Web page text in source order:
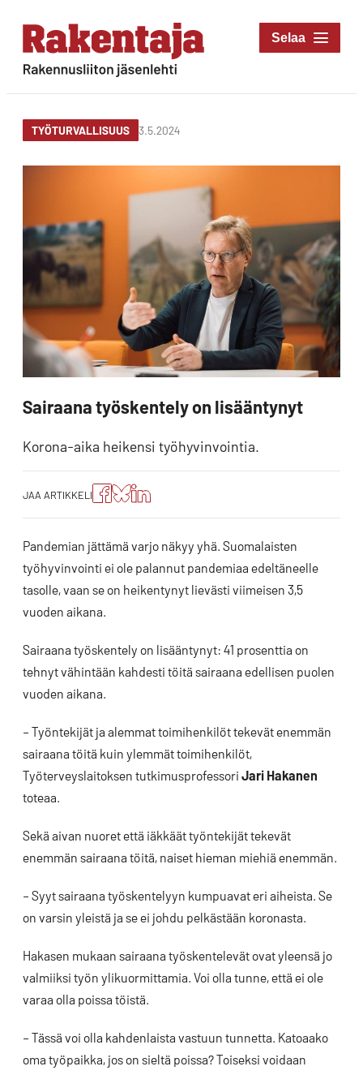
Siirry
suoraan
sisältöön
Rakentaja-lehti
TYÖTURVALLISUUS 3.5.2024
Sairaana työskentely on lisääntynyt
Korona-aika heikensi työhyvinvointia.
JAA ARTIKKELI
Jaa
artikkeli
Facebookissa
Jaa
artikkeli
Blueskyssa
Jako:
Jaa
artikkeli
Pandemian jättämä varjo näkyy yhä. Suomalaisten
työhyvinvointi ei ole palannut pandemiaa edeltäneelle
tasolle, vaan se on heikentynyt lievästi viimeisen 3,5
vuoden aikana.
Sairaana työskentely on lisääntynyt: 41 prosenttia on
tehnyt vähintään kahdesti töitä sairaana edellisen puolen
vuoden aikana.
– Työntekijät ja alemmat toimihenkilöt tekevät enemmän
sairaana töitä kuin ylemmät toimihenkilöt,
Työterveyslaitoksen tutkimusprofessori Jari Hakanen
toteaa.
Sekä aivan nuoret että iäkkäät työntekijät tekevät
enemmän sairaana töitä, naiset hieman miehiä enemmän.
– Syyt sairaana työskentelyyn kumpuavat eri aiheista. Se
on varsin yleistä ja se ei johdu pelkästään koronasta.
Hakasen mukaan sairaana työskentelevät ovat yleensä jo
valmiiksi työn ylikuormittamia. Voi olla tunne, että ei ole
varaa olla poissa töistä.
– Tässä voi olla kahdenlaista vastuun tunnetta. Katoaako
oma työpaikka, jos on sieltä poissa? Toiseksi voidaan